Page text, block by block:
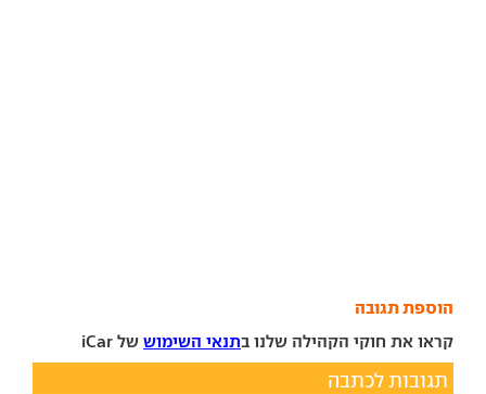
הוספת תגובה
קראו את חוקי הקהילה שלנו בתנאי השימוש של iCar
תגובות לכתבה